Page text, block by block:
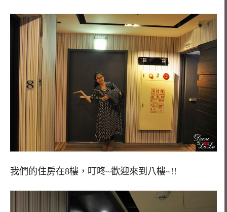
我們的住房在8樓，叮咚~歡迎來到八樓~!!